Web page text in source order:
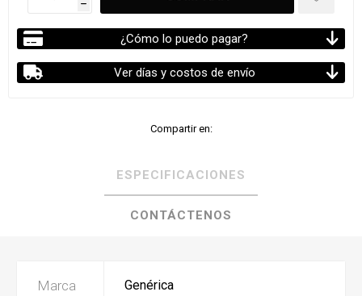
h
¿Cómo lo puedo pagar?
Ver días y costos de envío
Compartir en:
ESPECIFICACIONES
CONTÁCTENOS
Marca Genérica